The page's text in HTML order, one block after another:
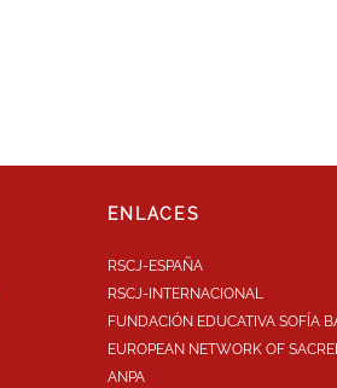
ENLACES
RSCJ-ESPAÑA
RSCJ-INTERNACIONAL
FUNDACIÓN EDUCATIVA SOFÍA
EUROPEAN NETWORK OF
ANPA